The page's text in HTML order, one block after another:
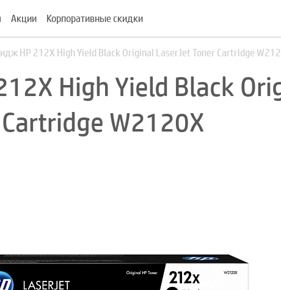
Акции Корпоративные скидки
HP 212X High Yield Black Original LaserJet Toner Cartridge
High Yield Black
W2120X